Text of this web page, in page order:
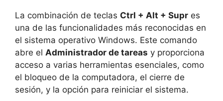
La combinación de teclas Ctrl + Alt + Supr es
una de las funcionalidades más reconocidas en
el sistema operativo Windows. Este comando
abre el Administrador de tareas y proporciona
acceso a varias herramientas esenciales, como
el bloqueo de la computadora, el cierre de
sesión, y la opción para reiniciar el sistema.